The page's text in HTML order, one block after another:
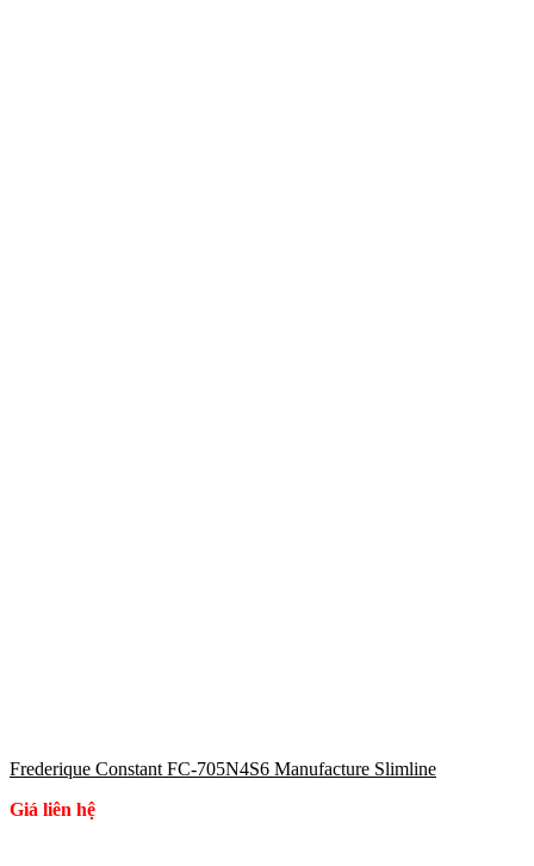
Frederique Constant FC-705N4S6 Manufacture Slimline
Giá liên hệ